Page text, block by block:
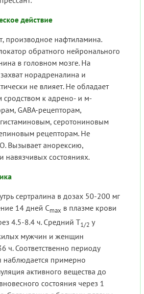
действие
производное нафтиламина.
обратного нейронального
в головном мозге. На
норадреналина и
не влияет. Не обладает
сродством к адрено- и м-
GABA-рецепторам,
серотониновым
рецепторам. Не
Вызывает анорексию,
навязчивых состояниях.
сертралина в дозах 50-200 мг
14 дней Cmax в плазме крови
4.5-8.4 ч. Средний T1/2 у
мужчин и женщин
ч. Соответственно периоду
наблюдается примерно
активного вещества до
состояния через 1